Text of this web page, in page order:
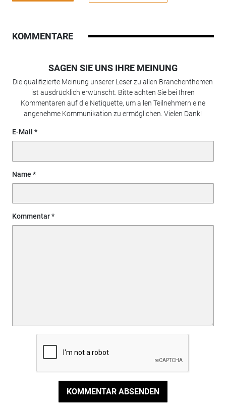
KOMMENTARE
SAGEN SIE UNS IHRE MEINUNG
Die qualifizierte Meinung unserer Leser zu allen Branchenthemen
ist ausdrücklich erwünscht. Bitte achten Sie bei Ihren
Kommentaren auf die Netiquette, um allen Teilnehmern eine
angenehme Kommunikation zu ermöglichen. Vielen Dank!
E-Mail
Name
Kommentar
KOMMENTAR ABSENDEN